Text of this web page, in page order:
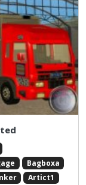
Bagboxa
Artict1